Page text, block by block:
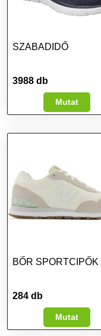
SZABADIDŐ
3988 db
Mutat
BŐR SPORTCIPŐK
284 db
Mutat